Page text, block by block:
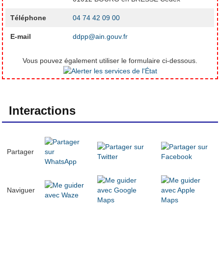
Téléphone 04 74 42 09 00
E-mail ddpp@ain.gouv.fr
Vous pouvez également utiliser le formulaire ci-dessous.
Interactions
Partager
Naviguer